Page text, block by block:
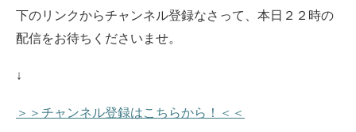
下のリンクからチャンネル登録なさって、本日２２時の
配信をお待ちくださいませ。
↓
＞＞チャンネル登録はこちらから！＜＜